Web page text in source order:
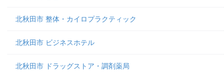
北秋田市 整体・カイロプラクティック
北秋田市 ビジネスホテル
北秋田市 ドラッグストア・調剤薬局